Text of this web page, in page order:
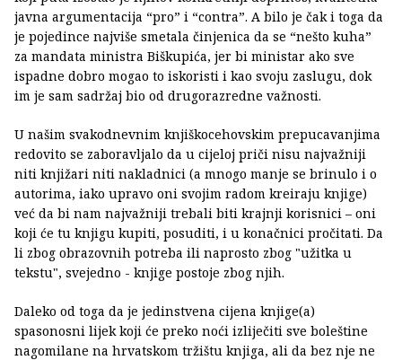
javna argumentacija “pro” i “contra”. A bilo je čak i toga da
je pojedince najviše smetala činjenica da se “nešto kuha”
za mandata ministra Biškupića, jer bi ministar ako sve
ispadne dobro mogao to iskoristi i kao svoju zaslugu, dok
im je sam sadržaj bio od drugorazredne važnosti.
U našim svakodnevnim knjiškocehovskim prepucavanjima
redovito se zaboravljalo da u cijeloj priči nisu najvažniji
niti knjižari niti nakladnici (a mnogo manje se brinulo i o
autorima, iako upravo oni svojim radom kreiraju knjige)
već da bi nam najvažniji trebali biti krajnji korisnici – oni
koji će tu knjigu kupiti, posuditi, i u konačnici pročitati. Da
li zbog obrazovnih potreba ili naprosto zbog "užitka u
tekstu", svejedno - knjige postoje zbog njih.
Daleko od toga da je jedinstvena cijena knjige(a)
spasonosni lijek koji će preko noći izliječiti sve boleštine
nagomilane na hrvatskom tržištu knjiga, ali da bez nje ne